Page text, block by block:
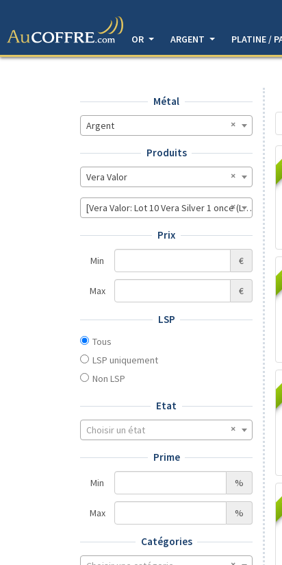
OR
ARGENT PLATINE /
Métal
Argent
Produits
Vera Valor
[Vera Valor: Lot 10 Vera Silver 1 once (LSP -
Prix
Min €
Max €
LSP
Tous
LSP uniquement
Non LSP
Etat
Choisir un état
Prime
Min %
Max %
Catégories